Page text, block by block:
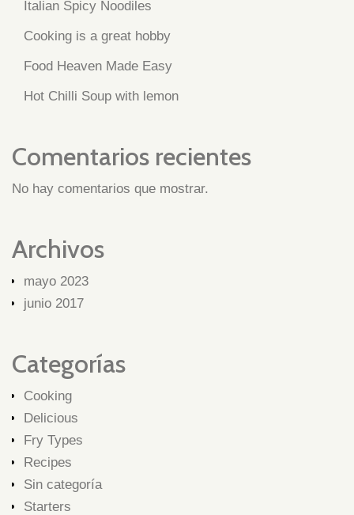
Italian Spicy Noodiles
Cooking is a great hobby
Food Heaven Made Easy
Hot Chilli Soup with lemon
Comentarios recientes
No hay comentarios que mostrar.
Archivos
mayo 2023
junio 2017
Categorías
Cooking
Delicious
Fry Types
Recipes
Sin categoría
Starters